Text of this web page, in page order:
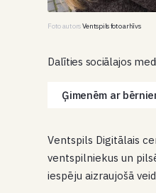
Foto autorsVentspils foto arhīvs
Dalīties sociālajos
Ģimenēm ar
Ventspils Digitālais
ventspilniekus un
iespēju aizraujošā